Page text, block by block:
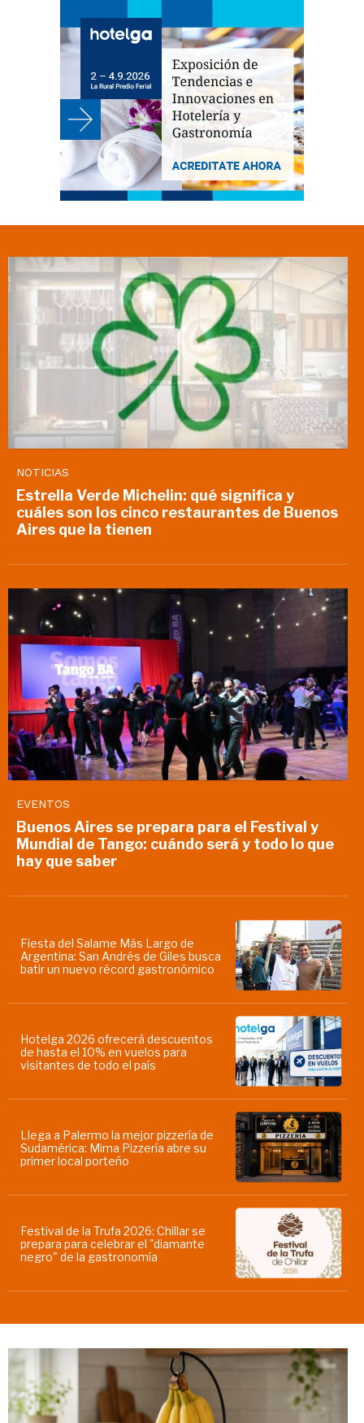
NOTICIAS
Estrella Verde Michelin: qué significa y
cuáles son los cinco restaurantes de Buenos
Aires que la tienen
EVENTOS
Buenos Aires se prepara para el Festival y
Mundial de Tango: cuándo será y todo lo que
hay que saber
Fiesta del Salame Más Largo de
Argentina: San Andrés de Giles busca
batir un nuevo récord gastronómico
Hotelga 2026 ofrecerá descuentos
de hasta el 10% en vuelos para
visitantes de todo el país
Llega a Palermo la mejor pizzería de
Sudamérica: Mima Pizzería abre su
primer local porteño
Festival de la Trufa 2026: Chillar se
prepara para celebrar el "diamante
negro" de la gastronomía